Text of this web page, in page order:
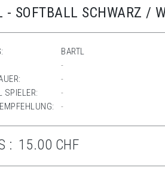
- SOFTBALL SCHWARZ /
BARTL
-
-
SPIELER:
-
-
: 15.00 CHF